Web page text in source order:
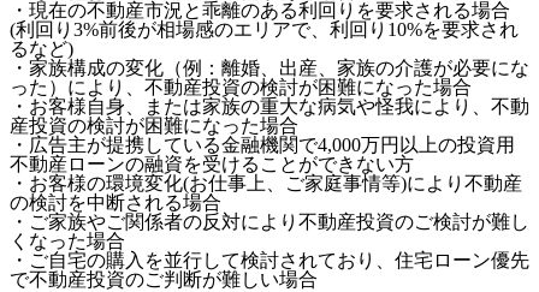
・現在の不動産市況と乖離のある利回りを要求される場合
(利回り3%前後が相場感のエリアで、利回り10%を要求され
るなど)
・家族構成の変化（例：離婚、出産、家族の介護が必要にな
った）により、不動産投資の検討が困難になった場合
・お客様自身、または家族の重大な病気や怪我により、不動
産投資の検討が困難になった場合
・広告主が提携している金融機関で4,000万円以上の投資用
不動産ローンの融資を受けることができない方
・お客様の環境変化(お仕事上、ご家庭事情等)により不動産
の検討を中断される場合
・ご家族やご関係者の反対により不動産投資のご検討が難し
くなった場合
・ご自宅の購入を並行して検討されており、住宅ローン優先
で不動産投資のご判断が難しい場合